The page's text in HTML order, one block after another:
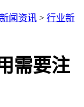
新闻资讯 > 行业新
需要注